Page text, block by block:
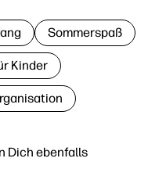
Dich ebenfalls
Sommerspaß
Kinder